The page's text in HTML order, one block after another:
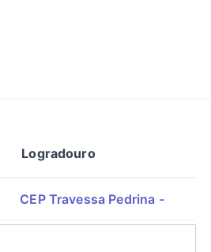
Logradouro
CEP Travessa Pedrina -